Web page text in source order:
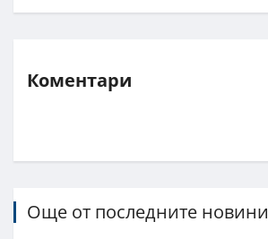
Коментари
Още от последните новини